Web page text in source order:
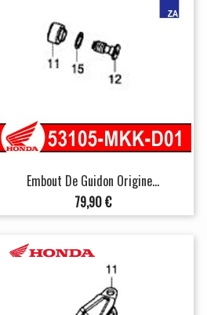
Embout De Guidon Origine...
Prix
79,90 €